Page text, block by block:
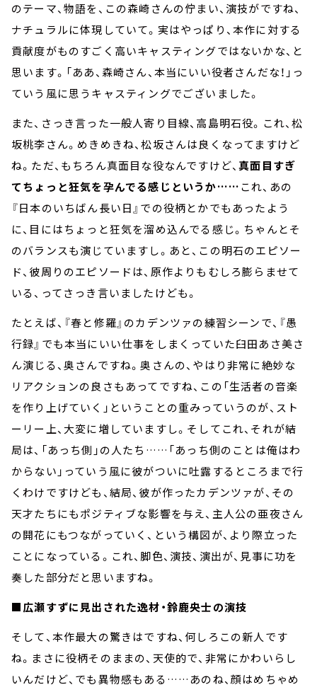
のテーマ、物語を、この森崎さんの佇まい、演技がですね、
ナチュラルに体現していて。実はやっぱり、本作に対する
貢献度がものすごく高いキャスティングではないかな、と
思います。「ああ、森崎さん、本当にいい役者さんだな！」っ
ていう風に思うキャスティングでございました。
また、さっき言った一般人寄り目線、高島明石役。これ、松
坂桃李さん。めきめきね、松坂さんは良くなってますけど
ね。ただ、もちろん真面目な役なんですけど、真面目すぎ
てちょっと狂気を孕んでる感じというか……これ、あの
『日本のいちばん長い日』での役柄とかでもあったよう
に、目にはちょっと狂気を溜め込んでる感じ。ちゃんとそ
のバランスも演じていますし。あと、この明石のエピソー
ド、彼周りのエピソードは、原作よりもむしろ膨らませて
いる、ってさっき言いましたけども。
たとえば、『春と修羅』のカデンツァの練習シーンで、『愚
行録』でも本当にいい仕事をしまくっていた臼田あさ美さ
ん演じる、奥さんですね。奥さんの、やはり非常に絶妙な
リアクションの良さもあってですね、この「生活者の音楽
を作り上げていく」ということの重みっていうのが、スト
ーリー上、大変に増していますし。そしてこれ、それが結
局は、「あっち側」の人たち …… 「あっち側のことは俺はわ
からない」っていう風に彼がついに吐露するところまで行
くわけですけども、結局、彼が作ったカデンツァが、その
天才たちにもポジティブな影響を与え、主人公の亜夜さん
の開花にもつながっていく、という構図が、より際立った
ことになっている。これ、脚色、演技、演出が、見事に功を
奏した部分だと思いますね。
■広瀬すずに見出された逸材・鈴鹿央士の演技
そして、本作最大の驚きはですね、何しろこの新人です
ね。まさに役柄そのままの、天使的で、非常にかわいらし
いんだけど、でも異物感もある…… あのね、顔はめちゃめ